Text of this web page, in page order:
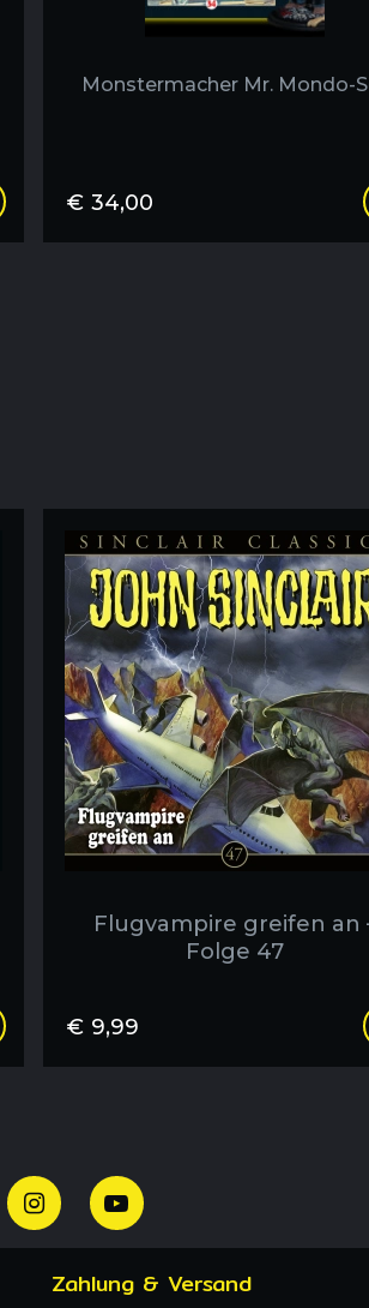
Monstermacher Mr. Mondo-
€ 34,00
Flugvampire greifen an
Folge 47
€ 9,99
Zahlung & Versand